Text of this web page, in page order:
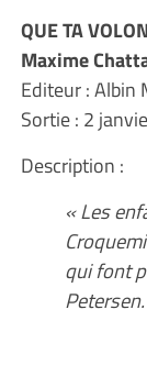
QUE TA
Maxime
Editeur : Albin
Sortie : 2
Description :
« Les
qui font